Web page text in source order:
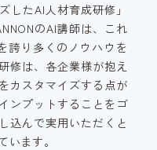
したAI人材育成研修」
のAI講師は、これ
誇り多くのノウハウを
修は、各企業様が抱え
カスタマイズする点が
ンプットすることをゴ
込んで実用いただくと
ます。